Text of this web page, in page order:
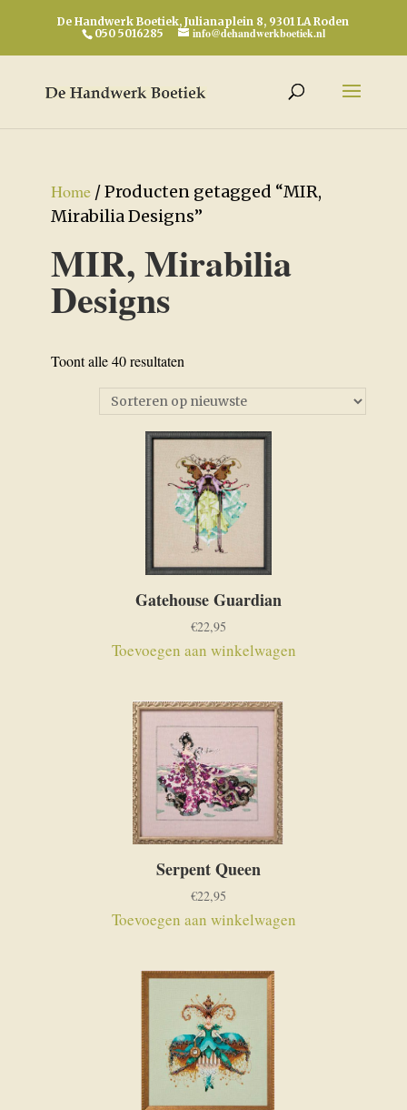
De Handwerk Boetiek, Julianaplein 8, 9301 LA Roden
050 5016285
info@dehandwerkboetiek.nl
Home/ Producten getagged “MIR,
Mirabilia Designs”
MIR, Mirabilia
Designs
Toont alle 40 resultatenGesorteerd
op
nieuwste
Gatehouse Guardian
€22,95
Toevoegen aan winkelwagen
Serpent Queen
€22,95
Toevoegen aan winkelwagen